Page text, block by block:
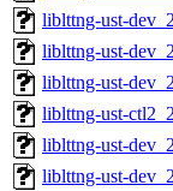
liblttng-ust-
liblttng-ust-
liblttng-ust-
liblttng-ust-
liblttng-ust-
liblttng-ust-